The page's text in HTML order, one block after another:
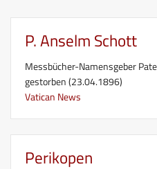
P. Anselm Schott
Messbücher-Namensgeber
gestorben (23.04.1896)
Vatican News
Perikopen